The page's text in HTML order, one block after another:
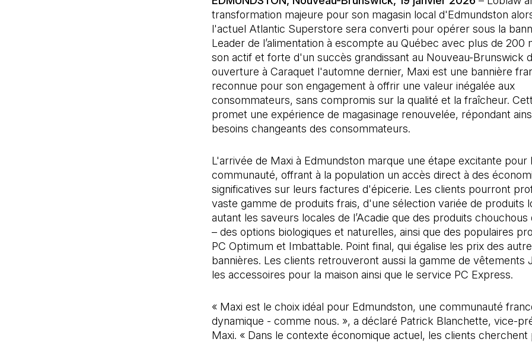
transformation majeure pour son magasin local d'Edmundston
l'actuel Atlantic Superstore sera converti pour opérer sous la
Leader de l’alimentation à escompte au Québec avec plus de 200
son actif et forte d'un succès grandissant au Nouveau-Brunswick
ouverture à Caraquet l'automne dernier, Maxi est une bannière
reconnue pour son engagement à offrir une valeur inégalée aux
consommateurs, sans compromis sur la qualité et la fraîcheur.
promet une expérience de magasinage renouvelée, répondant
besoins changeants des consommateurs.
L'arrivée de Maxi à Edmundston marque une étape excitante pour
communauté, offrant à la population un accès direct à des
significatives sur leurs factures d'épicerie. Les clients pourront
vaste gamme de produits frais, d'une sélection variée de produits
autant les saveurs locales de l’Acadie que des produits chouchous
– des options biologiques et naturelles, ainsi que des populaires
PC Optimum et Imbattable. Point final, qui égalise les prix des
bannières. Les clients retrouveront aussi la gamme de vêtements
les accessoires pour la maison ainsi que le service PC Express.
« Maxi est le choix idéal pour Edmundston, une communauté
dynamique - comme nous. », a déclaré Patrick Blanchette, vice-
Maxi. « Dans le contexte économique actuel, les clients cherchent